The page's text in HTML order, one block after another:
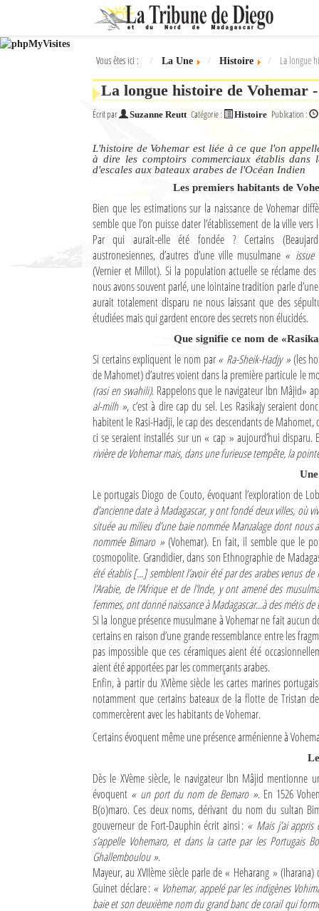
Ok
L'actualité à Diego Suarez
Le Nord de Madagascar
L'actualité du tourisme
Sites touristiques
Diego Suarez Pratique
Les Petites Annonces
La Tribune de Diego en PDF
Vous êtes ici : La Une Histoire La longue
La longue histoire de Vohemar
Écrit par Suzanne Reutt Catégorie : Histoire Publication :
L'histoire de Vohemar est liée à ce que l'on
à dire les comptoirs commerciaux établis dans
d'escales aux bateaux arabes de l'Océan Indien
Les premiers habitants de
Bien que les estimations sur la naissance de Vohemar
semble que l’on puisse dater l’établissement de la ville vers
Par qui aurait-elle été fondée ? Certains
austronesiennes, d’autres d’une ville musulmane « issue
(Vernier et Millot). Si la population actuelle se réclame
nous avons souvent parlé, une lointaine tradition parle
aurait totalement disparu ne nous laissant que des
étudiées mais qui gardent encore des secrets non élucidés.
Que signifie ce nom de
Si certains expliquent le nom par« Ra-Sheik-Hadjy »(les
de Mahomet) d’autres voient dans la première particule le
(rasi en swahili). Rappelons que le navigateur Ibn Mâjid»
al-milh », c’est à dire cap du sel. Les Rasikajy seraient
habitent le Rasi-Hadji, le cap des descendants de Mahomet,
ci se seraient installés sur un « cap » aujourd’hui disparu.
rivière de Vohemar mais, dans une furieuse tempête, la
Le portugais Diogo de Couto, évoquant l’exploration de
d’ancienne date à Madagascar, y ont fondé deux villes, où
située au milieu d’une baie nommée Manzalage dont
nommée Bimaro » (Vohemar). En fait, il semble que le
cosmopolite. Grandidier, dans son Ethnographie de
été établis [...] semblent l’avoir été par des arabes venus
l’Arabie, de l’Afrique et de l’Inde, y ont amené des
femmes, ont donné naissance à Madagascar...à des métis
Si la longue présence musulmane à Vohemar ne fait aucun
certains en raison d’une grande ressemblance entre les
pas impossible que ces céramiques aient été
aient été apportées par les commerçants arabes.
Enfin, à partir du XVIème siècle les cartes marines
notamment que certains bateaux de la flotte de Tristan
commercèrent avec les habitants de Vohemar.
Certains évoquent même une présence arménienne à
Dès le XVème siècle, le navigateur Ibn Mâjid mentionne
évoquent « un port du nom de Bemaro ». En 1526
B(o)maro. Ces deux noms, dérivant du nom du sultan
gouverneur de Fort-Dauphin écrit ainsi : « Mais j’ai
s’appelle Vohemaro, et dans la carte par les Portugais
Ghallemboulou ».
Mayeur, au XVIIème siècle parle de « Heharang »
Guinet déclare : « Vohemar, appelé par les indigènes
baie et son deuxième nom du grand banc de corail qui